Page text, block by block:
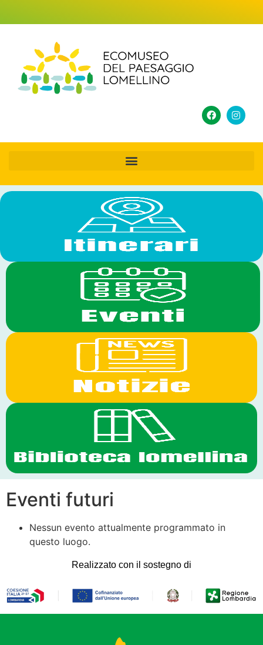
Eventi futuri
Nessun evento attualmente programmato in
questo luogo.
Realizzato con il sostegno di